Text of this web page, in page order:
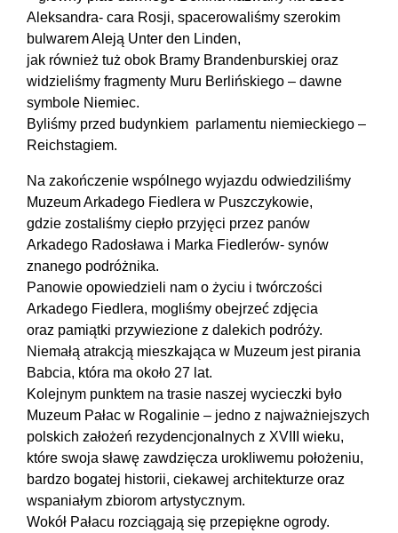
Aleksandra- cara Rosji, spacerowaliśmy szerokim
bulwarem Aleją Unter den Linden,
jak również tuż obok Bramy Brandenburskiej oraz
widzieliśmy fragmenty Muru Berlińskiego – dawne
symbole Niemiec.
Byliśmy przed budynkiem parlamentu niemieckiego –
Reichstagiem.
Na zakończenie wspólnego wyjazdu odwiedziliśmy
Muzeum Arkadego Fiedlera w Puszczykowie,
gdzie zostaliśmy ciepło przyjęci przez panów
Arkadego Radosława i Marka Fiedlerów- synów
znanego podróżnika.
Panowie opowiedzieli nam o życiu i twórczości
Arkadego Fiedlera, mogliśmy obejrzeć zdjęcia
oraz pamiątki przywiezione z dalekich podróży.
Niemałą atrakcją mieszkająca w Muzeum jest pirania
Babcia, która ma około 27 lat.
Kolejnym punktem na trasie naszej wycieczki było
Muzeum Pałac w Rogalinie – jedno z najważniejszych
polskich założeń rezydencjonalnych z XVIII wieku,
które swoja sławę zawdzięcza urokliwemu położeniu,
bardzo bogatej historii, ciekawej architekturze oraz
wspaniałym zbiorom artystycznym.
Wokół Pałacu rozciągają się przepiękne ogrody.